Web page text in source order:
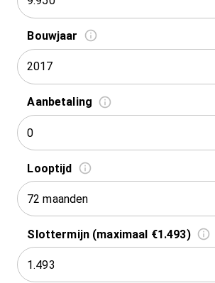
Bouwjaar
2017
Aanbetaling
Looptijd
72 maanden
Slottermijn (maximaal €1.493)